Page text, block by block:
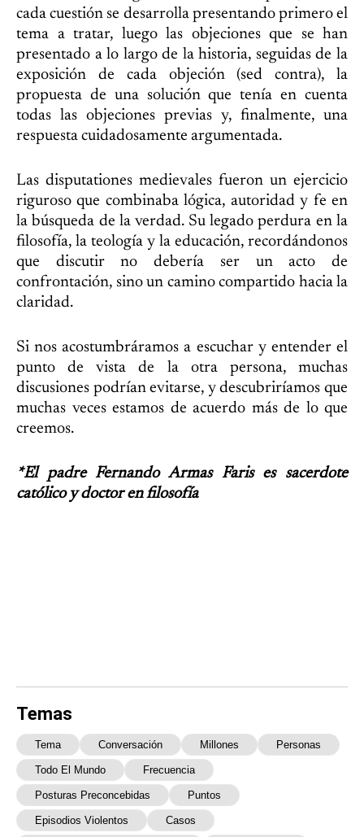
cada cuestión se desarrolla presentando primero el
tema a tratar, luego las objeciones que se han
presentado a lo largo de la historia, seguidas de la
exposición de cada objeción (sed contra), la
propuesta de una solución que tenía en cuenta
todas las objeciones previas y, finalmente, una
respuesta cuidadosamente argumentada.
Las disputationes medievales fueron un ejercicio
riguroso que combinaba lógica, autoridad y fe en
la búsqueda de la verdad. Su legado perdura en la
filosofía, la teología y la educación, recordándonos
que discutir no debería ser un acto de
confrontación, sino un camino compartido hacia la
claridad.
Si nos acostumbráramos a escuchar y entender el
punto de vista de la otra persona, muchas
discusiones podrían evitarse, y descubriríamos que
muchas veces estamos de acuerdo más de lo que
creemos.
*El padre Fernando Armas Faris es sacerdote
católico y doctor en filosofía
Temas
Tema Conversación Millones Personas
Todo El Mundo Frecuencia
Posturas Preconcebidas Puntos
Episodios Violentos Casos